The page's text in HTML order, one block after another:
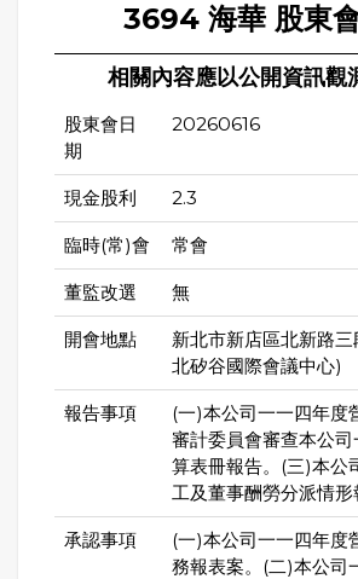
3694 海華 股東
相關內容應以公開資訊觀
股東會日
期
20260616
現金股利 2.3
臨時(常)會 常會
董監改選 無
開會地點
新北市新店區北新路
北矽谷國際會議中心)
報告事項
(一)本公司一一四年度
審計委員會審查本公
算表冊報告。(三)本公
工及董事酬勞分派情形
承認事項
(一)本公司一一四年度
務報表案。(二)本公司